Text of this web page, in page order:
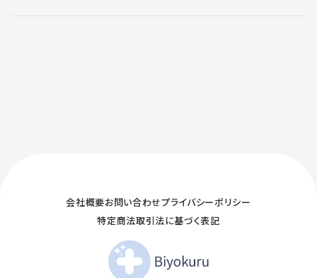
会社概要お問い合わせプライバシーポリシー
特定商法取引法に基づく表記